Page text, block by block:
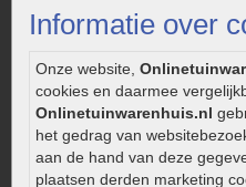
Informatie over
Onze website,
cookies en daarmee
Onlinetuinwarenhuis.nl
het gedrag van
aan de hand van deze
plaatsen derden marketing
Strakke tuin inrichten
Legverbanden gebakken
Onderhoud van gebakken
Aanlegtips voor gebakken
Zelf een terras aanleggen
Kleine stadstuin inrichten